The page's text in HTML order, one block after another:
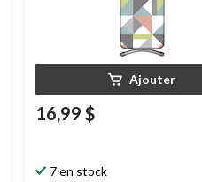
Ajouter
16,99 $
7 en stock